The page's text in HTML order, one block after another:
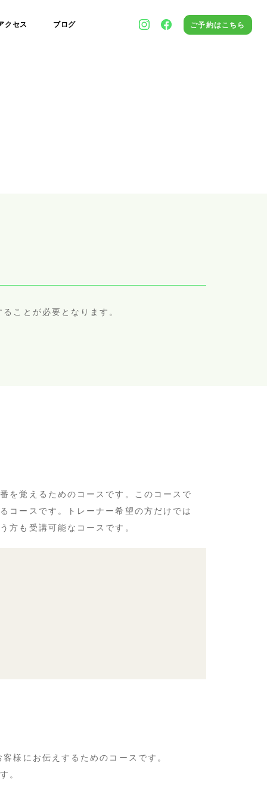
ご予約はこちら
クセス ブログ
ことが必要となります。
を覚えるためのコースです。このコースで
コースです。トレーナー希望の方だけでは
も受講可能なコースです。
様にお伝えするためのコースです。
。